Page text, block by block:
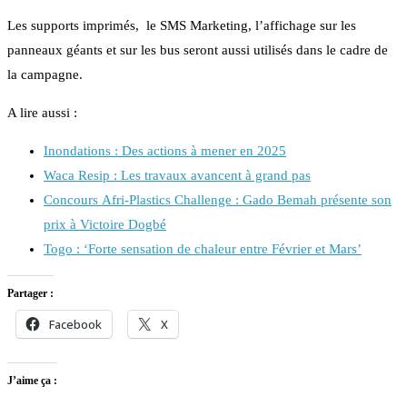
Les supports imprimés, le SMS Marketing, l’affichage sur les
panneaux géants et sur les bus seront aussi utilisés dans le cadre de
la campagne.
A lire aussi :
Inondations : Des actions à mener en 2025
Waca Resip : Les travaux avancent à grand pas
Concours Afri-Plastics Challenge : Gado Bemah présente son
prix à Victoire Dogbé
Togo : ‘Forte sensation de chaleur entre Février et Mars’
Partager :
Facebook X
J’aime ça :